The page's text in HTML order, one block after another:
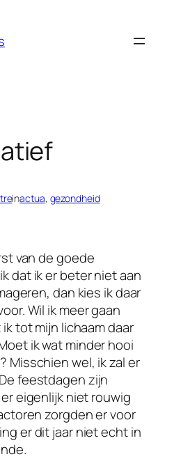
inactua, gezondheid
van de goede
dat ik er beter niet aan
dan kies ik daar
Wil ik meer gaan
tot mijn lichaam daar
ik wat minder hooi
Misschien wel, ik zal er
feestdagen zijn
eigenlijk niet rouwig
zorgden er voor
er dit jaar niet echt in